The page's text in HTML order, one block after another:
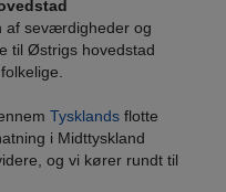
af seværdigheder og
til Østrigs hovedstad
Tysklands flotte
i Midttyskland
og vi kører rundt til